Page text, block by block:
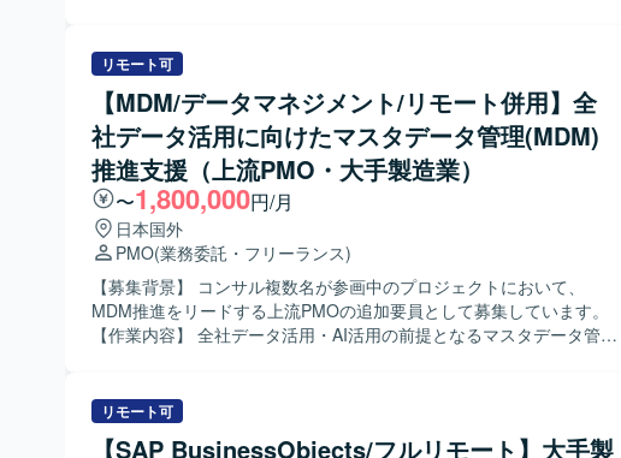
要求のある環境で、インフラPLとして案件推進から運用保守、
PCIDSS運用支援まで幅広い業務に携わることができます。インフラ
とセキュリティ両面の知見を深めながら、ベンダーコントロールや関
係会社との折衝経験を積むことができるポジションです。 【開発環
境】 Linuxを中心としたインフラ環境のもと、PCIDSS準拠システムの
運用および各種インフラ案件の推進を行います。
グ化やIAM等の権限管理設計・対応を実施していただきます。来年3月
までに最低限稼働させることを目標としたMVPフェーズでの対応とな
ります。 【求める人物像】 関係者と円滑にコミュニケーションを取り
ながら病院・現場・ベンダーとの橋渡し役を担っていただける方を求
めております。MVPフェーズにおける手運用を前提とした状況でも主
体的に課題を整理し、ベンダーと協調しながら推進いただける方が望
ましいです。 【ポジションの魅力】 医療情報活用プラットフォームの
立ち上げフェーズに関わり、AWSを用いたデータレイクやIceberg形式
のデータ基盤構築をリードしていただけます。病院や現場、ベンダー
との調整を通じて、医療業界特有のデータ利活用に関する知見も蓄積
していただけます。 【開発環境】 言語はPythonを中心とし、AWS S3
などのクラウドサービスを利用したデータレイク環境上でIceberg形式
のデータを扱います。DatabricksまたはSnowflakeとの連携を行う構成
リモート可
【MDM/データマネジメント/リモート併用】全
社データ活用に向けたマスタデータ管理(MDM)
推進支援（上流PMO・大手製造業）
〜1,800,000円/月
日本国外
PMO(業務委託・フリーランス)
【募集背景】 コンサル複数名が参画中のプロジェクトにおいて、
MDM推進をリードする上流PMOの追加要員として募集しています。
【作業内容】 全社データ活用・AI活用の前提となるマスタデータ管理
み、MDM推進をリードしながらPMOとしてプロジェクトを推進して
いただきます。経営層や部長層向けの資料を作成し、ディスカッショ
リモート可
【SAP BusinessObjects/フルリモート】大手製